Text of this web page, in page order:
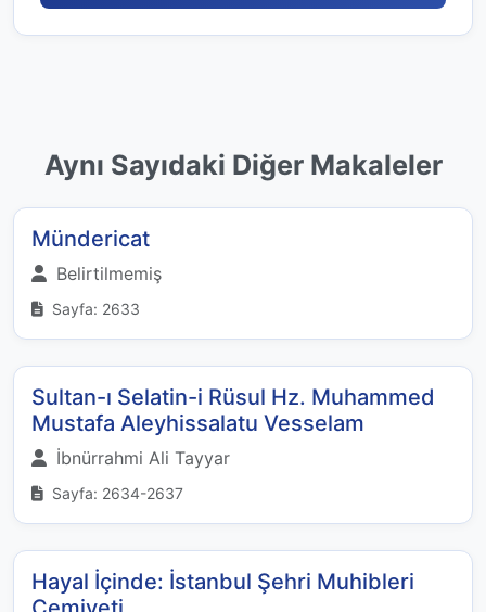
Aynı Sayıdaki Diğer Makaleler
Mündericat
Belirtilmemiş
Sayfa: 2633
Sultan-ı Selatin-i Rüsul Hz. Muhammed
Mustafa Aleyhissalatu Vesselam
İbnürrahmi Ali Tayyar
Sayfa: 2634-2637
Hayal İçinde: İstanbul Şehri Muhibleri